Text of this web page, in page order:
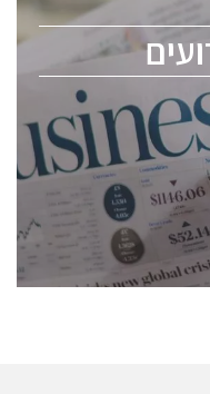
ChipEx2026 will
conference is
semiconductor
professional